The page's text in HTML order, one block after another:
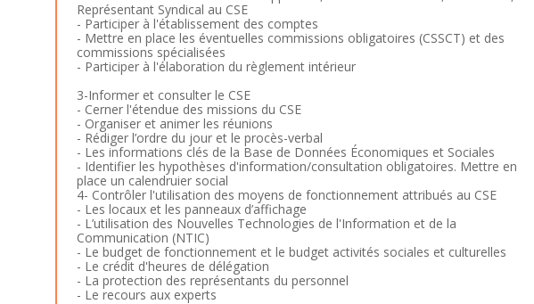
Représentant Syndical au CSE
- Participer à l'établissement des comptes
- Mettre en place les éventuelles commissions obligatoires (CSSCT) et des
commissions spécialisées
- Participer à l'élaboration du règlement intérieur
3-Informer et consulter le CSE
- Cerner l'étendue des missions du CSE
- Organiser et animer les réunions
- Rédiger l’ordre du jour et le procès-verbal
- Les informations clés de la Base de Données Économiques et Sociales
- Identifier les hypothèses d'information/consultation obligatoires. Mettre en
place un calendruier social
4- Contrôler l'utilisation des moyens de fonctionnement attribués au CSE
- Les locaux et les panneaux d’affichage
- L’utilisation des Nouvelles Technologies de l'Information et de la
Communication (NTIC)
- Le budget de fonctionnement et le budget activités sociales et culturelles
- Le crédit d'heures de délégation
- La protection des représentants du personnel
- Le recours aux experts